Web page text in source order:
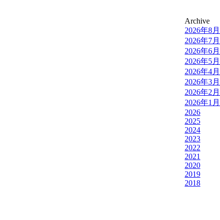
Archive
2026年8月
2026年7月
2026年6月
2026年5月
2026年4月
2026年3月
2026年2月
2026年1月
2026
2025
2024
2023
2022
2021
2020
2019
2018